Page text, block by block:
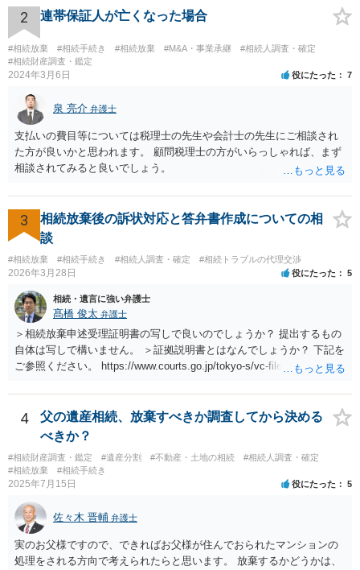
2 連帯保証人が亡くなった場合
#相続放棄 #相続手続き #相続放棄 #M&A・事業承継
#相続人調査・確定
#相続財産調査・鑑定
2024年3月6日 役にたった 7
泉 亮介 弁護士
支払いの費目等については税理士の先生や会計士の先生にご相談され
た方が良いかと思われます。 顧問税理士の方がいらっしゃれば、まず
相談されてみると良いでしょう。
3
相続放棄後の訴状対応と答弁書作成についての相
談
#相続放棄 #相続手続き #相続人調査・確定 #相続トラブルの代理交渉
2026年3月28日 役にたった 5
相続・遺言に強い弁護士
髙橋 俊太 弁護士
＞相続放棄申述受理証明書の写しで良いのでしょうか？ 提出するもの
自体は写しで構いません。 ＞証拠説明書とはなんでしょうか？ 下記を
ご参照ください。 https://www.courts.go.jp/tokyo-s/vc-files/tokyo-s/file/
4
父の遺産相続、放棄すべきか調査してから決める
べきか？
#相続財産調査・鑑定 #遺産分割 #不動産・土地の相続
#相続人調査・確定
#相続放棄
#相続手続き
2025年7月15日 役にたった 5
佐々木 晋輔 弁護士
実のお父様ですので、できればお父様が住んでおられたマンションの
処理をされる方向で考えられたらと思います。 放棄するかどうかは、